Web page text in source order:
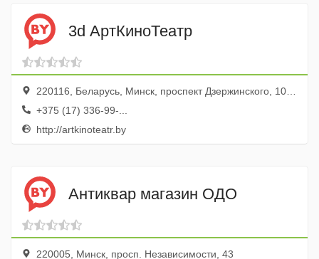
3d АртКиноТеатр
220116, Беларусь, Минск, проспект Дзержинского, 104к2, ТЦ Титан
+375 (17) 336-99-...
http://artkinoteatr.by
Антиквар магазин ОДО
220005, Минск, просп. Независимости, 43